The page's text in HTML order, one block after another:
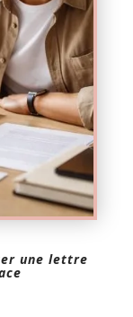
une lettre